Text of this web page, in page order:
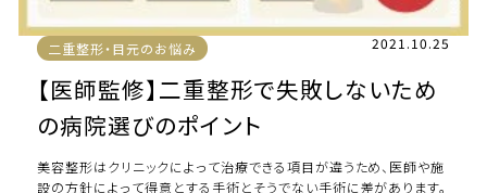
二重整形・目元のお悩み 2021.10.25
【医師監修】二重整形で失敗しないため
の病院選びのポイント
美容整形はクリニックによって治療できる項目が違うため、医師や施
設の方針によって得意とする手術とそうでない手術に差があります。